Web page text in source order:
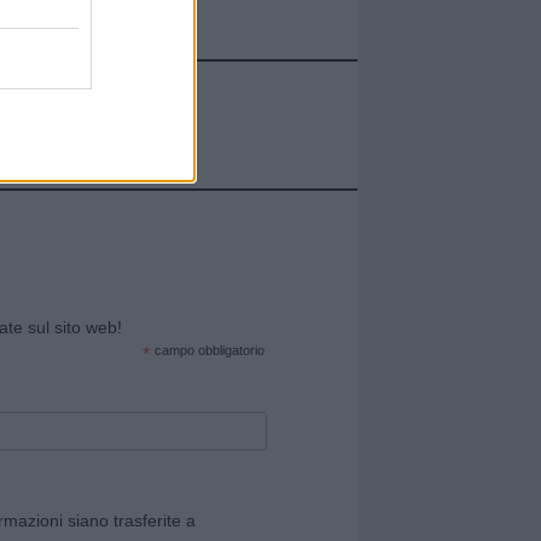
sul sito web!
* campo obbligatorio
siano trasferite a